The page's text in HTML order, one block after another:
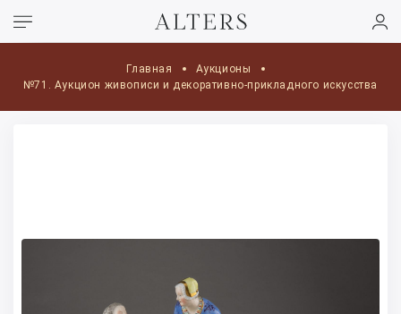
Главная
Аукционы
№71. Аукцион живописи и декоративно-прикладного искусства